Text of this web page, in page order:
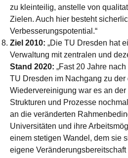
zu kleinteilig, anstelle von
Zielen. Auch hier besteht
Verbesserungspotential.“
Ziel 2010: „Die TU Dresden hat
Verwaltung mit zentralen und
Stand 2020: „Fast 20 Jahre
TU Dresden im Nachgang zu der
Wiedervereinigung war es an
Strukturen und Prozesse
an die veränderten
Universitäten und ihre
einem stetigen Wandel, dem sie
eigene